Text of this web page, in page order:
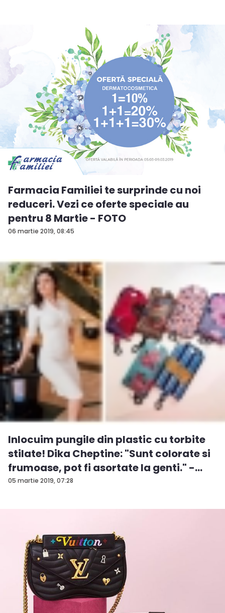
06 martie 2019, 08:45
Farmacia Familiei te surprinde cu noi
reduceri. Vezi ce oferte speciale au
pentru 8 Martie - FOTO
05 martie 2019, 07:28
Inlocuim pungile din plastic cu torbite
stilate! Dika Cheptine: "Sunt colorate si
frumoase, pot fi asortate la genti." -
VID...